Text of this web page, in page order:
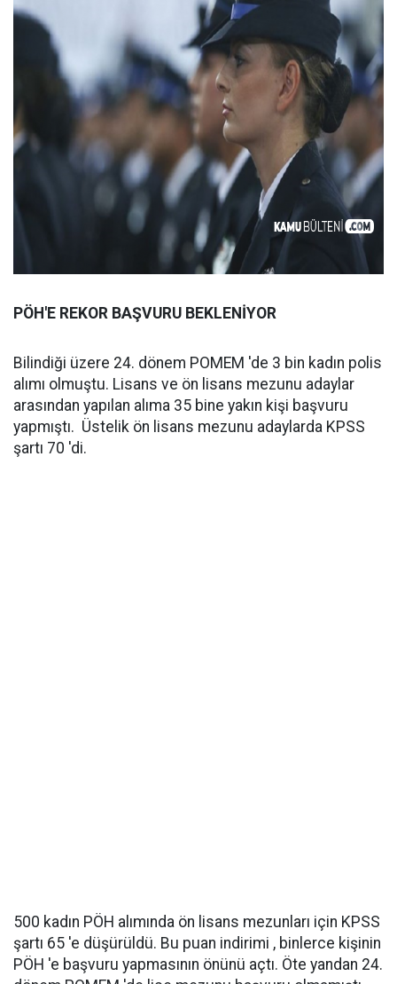
PÖH'E REKOR BAŞVURU BEKLENİYOR
Bilindiği üzere 24. dönem POMEM 'de 3 bin kadın polis
alımı olmuştu. Lisans ve ön lisans mezunu adaylar
arasından yapılan alıma 35 bine yakın kişi başvuru
yapmıştı. Üstelik ön lisans mezunu adaylarda KPSS
şartı 70 'di.
500 kadın PÖH alımında ön lisans mezunları için KPSS
şartı 65 'e düşürüldü. Bu puan indirimi , binlerce kişinin
PÖH 'e başvuru yapmasının önünü açtı. Öte yandan 24.